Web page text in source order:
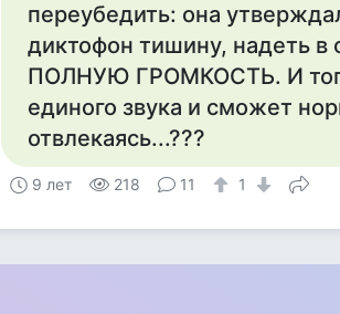
переубедить: она
диктофон тишину, надеть
ПОЛНУЮ ГРОМКОСТЬ. И
единого звука и сможет
отвлекаясь...???
9 лет 218 11 1